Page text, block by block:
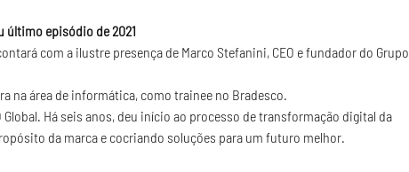
último episódio de 2021
com a ilustre presença de Marco Stefanini, CEO e fundador do Grupo
na área de informática, como trainee no Bradesco.
Há seis anos, deu início ao processo de transformação digital da
da marca e cocriando soluções para um futuro melhor.